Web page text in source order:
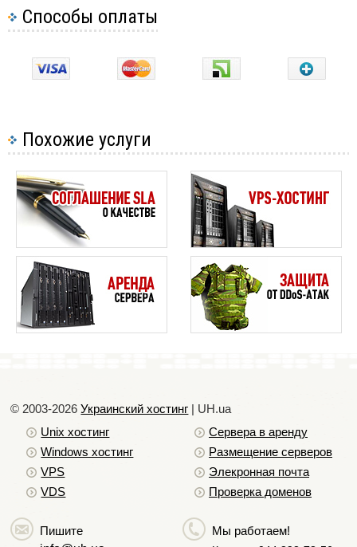
Способы оплаты
Похожие услуги
© 2003-2026Украинский хостинг | UH.ua
Unix хостинг
Windows хостинг
VPS
VDS
Сервера в аренду
Размещение серверов
Элекронная почта
Проверка доменов
Пишите
Мы работаем!